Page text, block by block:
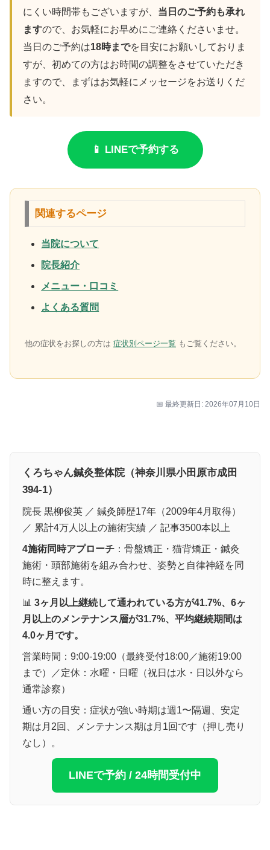
にくい時間帯もございますが、 当日のご予約も承れ
ますので、お気軽にお早めにご連絡くださいませ。
当日のご予約は18時までを目安にお願いしておりま
すが、初めての方はお時間の調整をさせていただき
ますので、まずはお気軽にメッセージをお送りくだ
さい。
📱 LINEで予約する
関連するページ
当院について
院長紹介
メニュー・口コミ
よくある質問
他の症状をお探しの方は 症状別ページ一覧 もご覧ください。
📅 最終更新日: 2026年07月10日
くろちゃん鍼灸整体院（神奈川県小田原市成田
394-1）
院長 黒柳俊英 ／ 鍼灸師歴17年（2009年4月取得）
／ 累計4万人以上の施術実績 ／ 記事3500本以上
4施術同時アプローチ ：骨盤矯正・猫背矯正・鍼灸
施術・頭部施術を組み合わせ、姿勢と自律神経を同
時に整えます。
📊 3ヶ月以上継続して通われている方が41.7%、6ヶ
月以上のメンテナンス層が31.7%、平均継続期間は
4.0ヶ月です。
営業時間：9:00-19:00（最終受付18:00／施術19:00
まで）／定休：水曜・日曜（祝日は水・日以外なら
通常診察）
通い方の目安：症状が強い時期は週1〜隔週、安定
期は月2回、メンテナンス期は月1回です（押し売り
なし）。
LINEで予約 / 24時間受付中